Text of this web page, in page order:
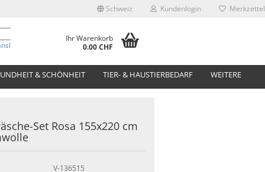
Schweiz Kundenlogin Merkzettel
Ihr Warenkorb
0.00 CHF
& SCHÖNHEIT TIER- & HAUSTIERBEDARF WEITERE
Set Rosa 155x220 cm
V-136515